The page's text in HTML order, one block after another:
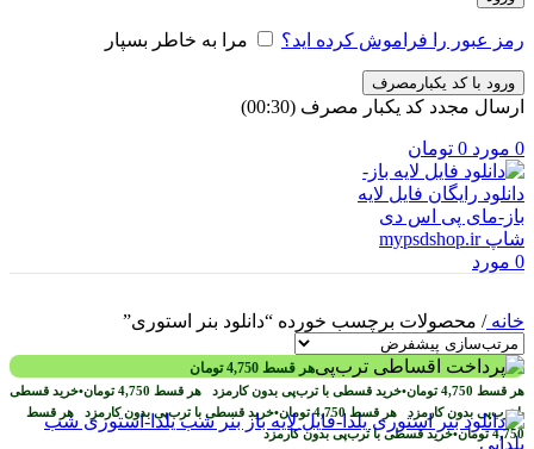
رمز عبور را فراموش کرده اید؟ مرا به خاطر بسپار
ورود با کد یکبارمصرف
ارسال مجدد کد یکبار مصرف (00:
30
)
0 مورد 0 تومان
0 مورد
خانه/ محصولات برچسب خورده “دانلود بنر استوری”
هر قسط 4,750 تومان
هر قسط 4,750 تومان•خرید قسطی با ترب‌پی بدون کارمزد هر قسط 4,750 تومان•خرید قسطی
با ترب‌پی بدون کارمزد هر قسط 4,750 تومان•خرید قسطی با ترب‌پی بدون کارمزد هر قسط
4,750 تومان•خرید قسطی با ترب‌پی بدون کارمزد